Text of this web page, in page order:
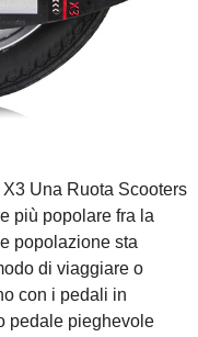
X3 Una Ruota Scooters
più popolare fra la
popolazione sta
di viaggiare o
con i pedali in
pedale pieghevole